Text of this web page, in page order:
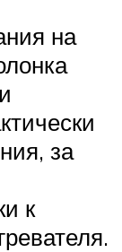
на
за
к